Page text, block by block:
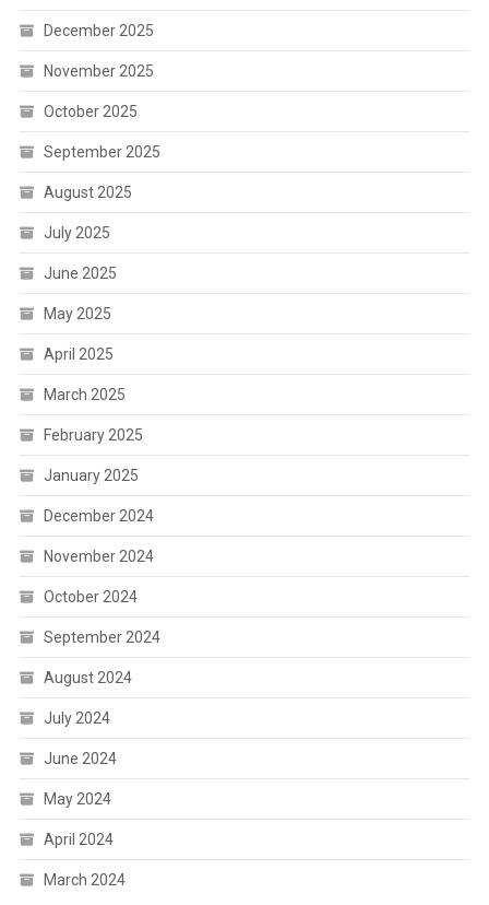
December 2025
November 2025
October 2025
September 2025
August 2025
July 2025
June 2025
May 2025
April 2025
March 2025
February 2025
January 2025
December 2024
November 2024
October 2024
September 2024
August 2024
July 2024
June 2024
May 2024
April 2024
March 2024